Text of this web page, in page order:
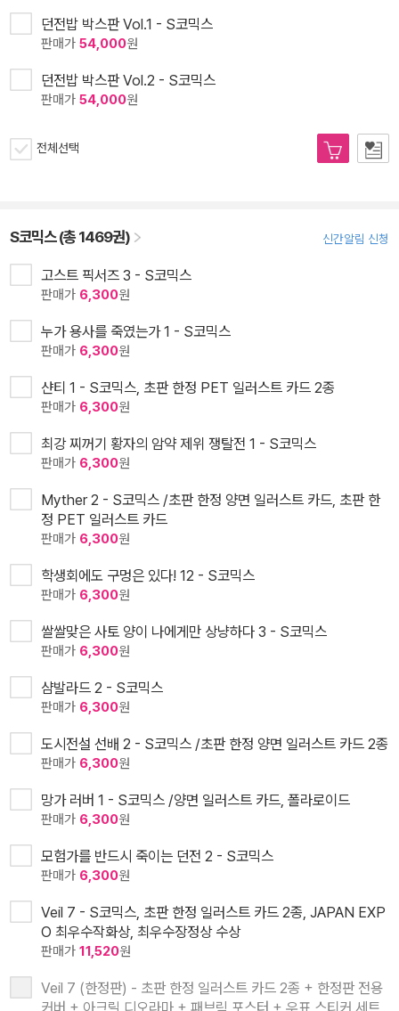
던전밥 박스판 Vol.1 - S코믹스
판매가 54,000원
던전밥 박스판 Vol.2 - S코믹스
판매가 54,000원
전체선택
S코믹스 (총 1469권) 신간알림 신청
고스트 픽서즈 3 - S코믹스
판매가 6,300원
누가 용사를 죽였는가 1 - S코믹스
판매가 6,300원
샨티 1 - S코믹스, 초판 한정 PET 일러스트 카드 2종
판매가 6,300원
최강 찌꺼기 황자의 암약 제위 쟁탈전 1 - S코믹스
판매가 6,300원
Myther 2 - S코믹스 /초판 한정 양면 일러스트 카드, 초판 한
정 PET 일러스트 카드
판매가 6,300원
학생회에도 구멍은 있다! 12 - S코믹스
판매가 6,300원
쌀쌀맞은 사토 양이 나에게만 상냥하다 3 - S코믹스
판매가 6,300원
샴발라드 2 - S코믹스
판매가 6,300원
도시전설 선배 2 - S코믹스 /초판 한정 양면 일러스트 카드 2종
판매가 6,300원
망가 러버 1 - S코믹스 /양면 일러스트 카드, 폴라로이드
판매가 6,300원
모험가를 반드시 죽이는 던전 2 - S코믹스
판매가 6,300원
Veil 7 - S코믹스, 초판 한정 일러스트 카드 2종, JAPAN EXP
O 최우수작화상, 최우수장정상 수상
판매가 11,520원
Veil 7 (한정판) - 초판 한정 일러스트 카드 2종 + 한정판 전용